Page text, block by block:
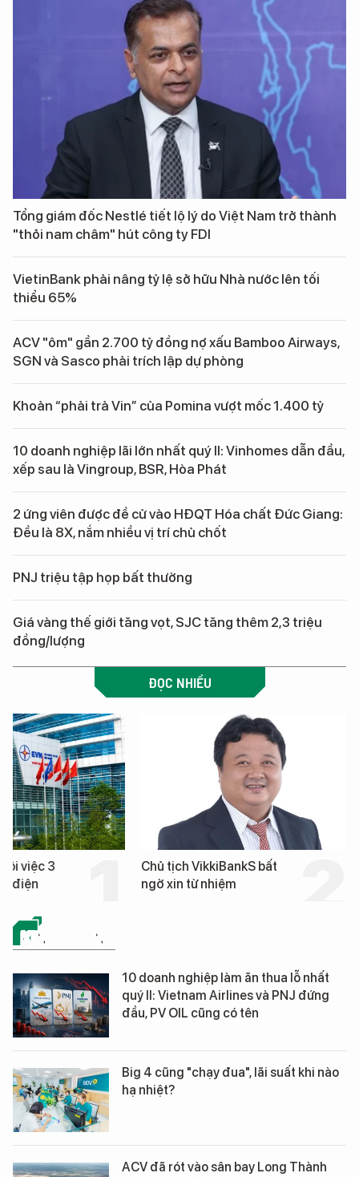
Tổng giám đốc Nestlé tiết lộ lý do Việt Nam trở thành
"thỏi nam châm" hút công ty FDI
VietinBank phải nâng tỷ lệ sở hữu Nhà nước lên tối
thiểu 65%
ACV "ôm" gần 2.700 tỷ đồng nợ xấu Bamboo Airways,
SGN và Sasco phải trích lập dự phòng
Khoản “phải trả Vin” của Pomina vượt mốc 1.400 tỷ
10 doanh nghiệp lãi lớn nhất quý II: Vinhomes dẫn đầu,
xếp sau là Vingroup, BSR, Hòa Phát
2 ứng viên được đề cử vào HĐQT Hóa chất Đức Giang:
Đều là 8X, nắm nhiều vị trí chủ chốt
PNJ triệu tập họp bất thường
Giá vàng thế giới tăng vọt, SJC tăng thêm 2,3 triệu
đồng/lượng
ĐỌC NHIỀU
việc 3
điện
Chủ tịch VikkiBankS bất
ngờ xin từ nhiệm
KINH DOANH
10 doanh nghiệp làm ăn thua lỗ nhất
quý II: Vietnam Airlines và PNJ đứng
đầu, PV OIL cũng có tên
Big 4 cũng "chạy đua", lãi suất khi nào
hạ nhiệt?
ACV đã rót vào sân bay Long Thành